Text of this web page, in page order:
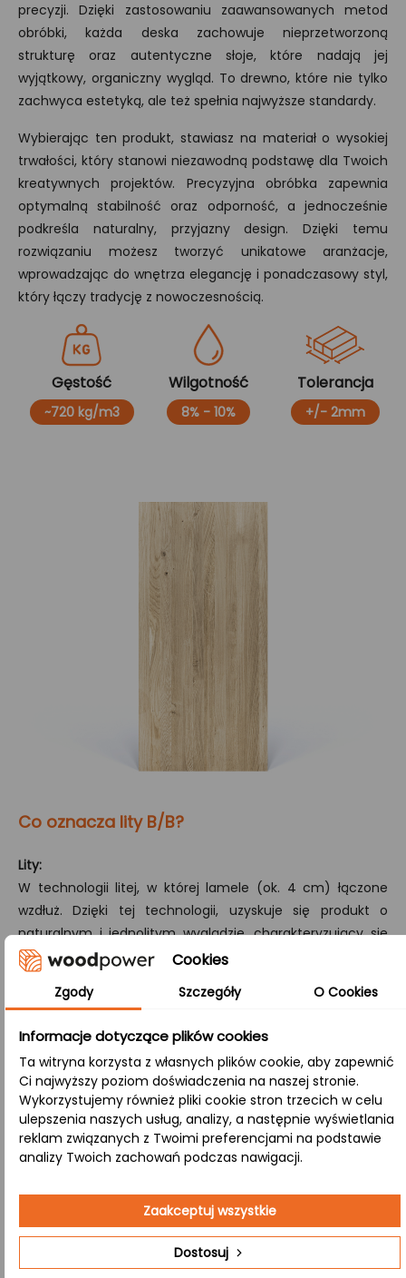
precyzji. Dzięki zastosowaniu zaawansowanych metod
obróbki, każda deska zachowuje nieprzetworzoną
strukturę oraz autentyczne słoje, które nadają jej
wyjątkowy, organiczny wygląd. To drewno, które nie tylko
zachwyca estetyką, ale też spełnia najwyższe standardy.
Wybierając ten produkt, stawiasz na materiał o wysokiej
trwałości, który stanowi niezawodną podstawę dla Twoich
kreatywnych projektów. Precyzyjna obróbka zapewnia
optymalną stabilność oraz odporność, a jednocześnie
podkreśla naturalny, przyjazny design. Dzięki temu
rozwiązaniu możesz tworzyć unikatowe aranżacje,
wprowadzając do wnętrza elegancję i ponadczasowy styl,
który łączy tradycję z nowoczesnością.
Gęstość
~720 kg/m3
Wilgotność
8% - 10%
Tolerancja
+/- 2mm
Co oznacza lity B/B?
Lity:
W technologii litej, w której lamele (ok. 4 cm) łączone
wzdłuż. Dzięki tej technologii, uzyskuje się produkt o
naturalnym i jednolitym wyglądzie, charakteryzujący się
wysoką odpornością na uszkodzenia.
Obie powierzchnie (górna i dolna) eksponują naturalne
cechy drewna, takie jak sęki i subtelne przebarwienia,
tworząc spójny efekt rustykalny, idealny do wnętrz
ceniących naturalność.
Zastosowanie:
Jadalnia– Centralny element aranżacji, który
podkreśla przytulność przestrzeni, idealny do
rodzinnych posiłków i spotkań przy stole.
Cookies
Zgody Szczegóły O Cookies
Informacje dotyczące plików cookies
Ta witryna korzysta z własnych plików cookie, aby zapewnić
Ci najwyższy poziom doświadczenia na naszej stronie.
Wykorzystujemy również pliki cookie stron trzecich w celu
ulepszenia naszych usług, analizy, a następnie wyświetlania
reklam związanych z Twoimi preferencjami na podstawie
analizy Twoich zachowań podczas nawigacji.
Dostosuj
Zaakceptuj wszystkie